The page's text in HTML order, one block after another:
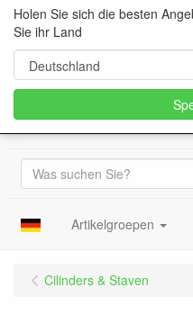
Artikelgroepen
Cilinders & Staven
Holen Sie sich die besten
Sie ihr Land